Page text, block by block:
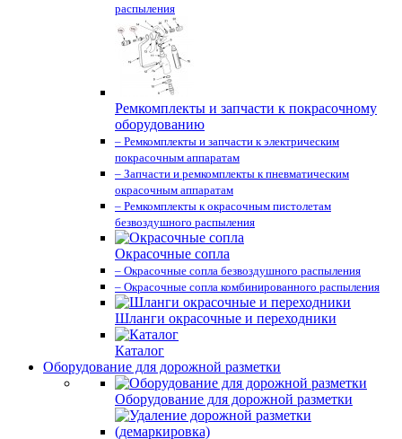
распыления
Ремкомплекты и запчасти к покрасочному
оборудованию
– Ремкомплекты и запчасти к электрическим
покрасочным аппаратам
– Запчасти и ремкомплекты к пневматическим
окрасочным аппаратам
– Ремкомплекты к окрасочным пистолетам
безвоздушного распыления
Окрасочные сопла
– Окрасочные сопла безвоздушного распыления
– Окрасочные сопла комбинированного распыления
Шланги окрасочные и переходники
Каталог
Оборудование для дорожной разметки
Оборудование для дорожной разметки